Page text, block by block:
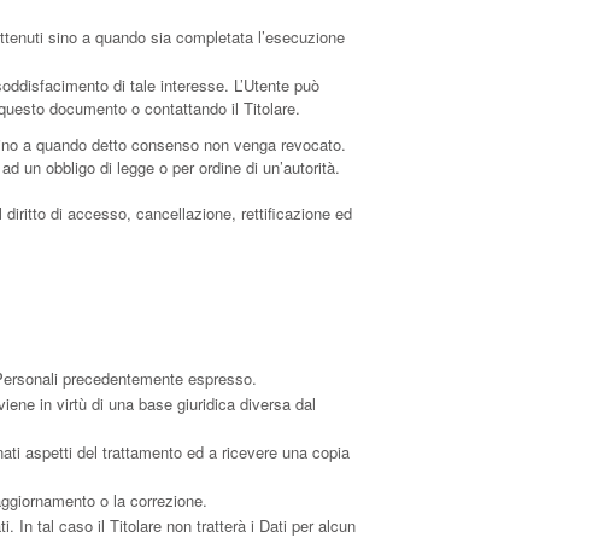
sino a quando sia completata l’esecuzione
di tale interesse. L’Utente può
documento o contattando il Titolare.
a quando detto consenso non venga revocato.
un obbligo di legge o per ordine di un’autorità.
di accesso, cancellazione, rettificazione ed
precedentemente espresso.
in virtù di una base giuridica diversa dal
aspetti del trattamento ed a ricevere una copia
o la correzione.
In tal caso il Titolare non tratterà i Dati per alcun